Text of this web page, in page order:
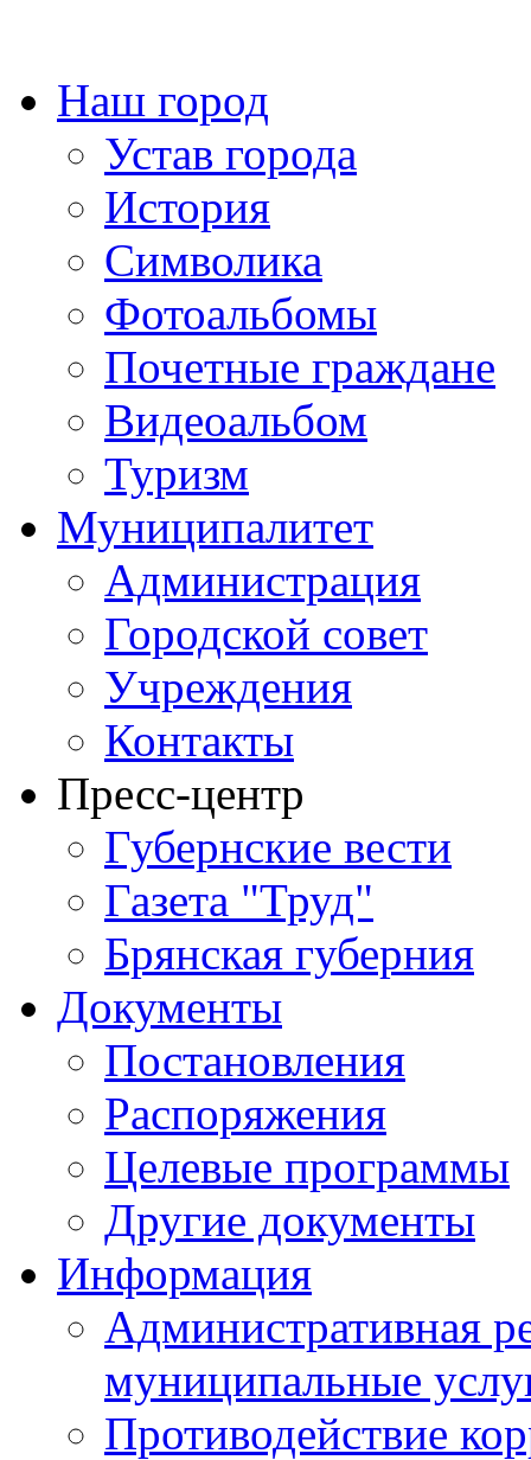
Наш город
Устав города
История
Символика
Фотоальбомы
Почетные граждане
Видеоальбом
Туризм
Муниципалитет
Администрация
Городской совет
Учреждения
Контакты
Пресс-центр
Губернские вести
Газета "Труд"
Брянская губерния
Документы
Постановления
Распоряжения
Целевые программы
Другие документы
Информация
Административная
муниципальные
Противодействие